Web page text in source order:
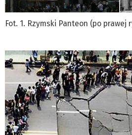
Fot. 1. Rzymski Panteon (po prawej